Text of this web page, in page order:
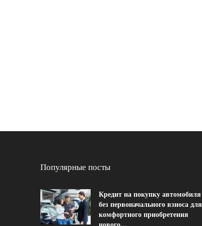
Популярные посты
Кредит на покупку автомобиля
без первоначального взноса для
комфортного приобретения